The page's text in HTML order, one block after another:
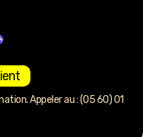
Appeler au : (05 60) 01